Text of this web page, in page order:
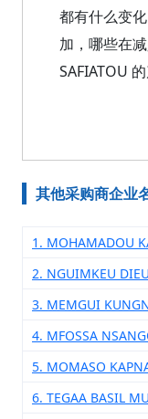
都有什么变
加，哪些在
SAFIATOU
其他采购商企业
1. MOHAMADOU
2. NGUIMKEU
3. MEMGUI
4. MFOSSA
5. MOMASO
6. TEGAA BASIL